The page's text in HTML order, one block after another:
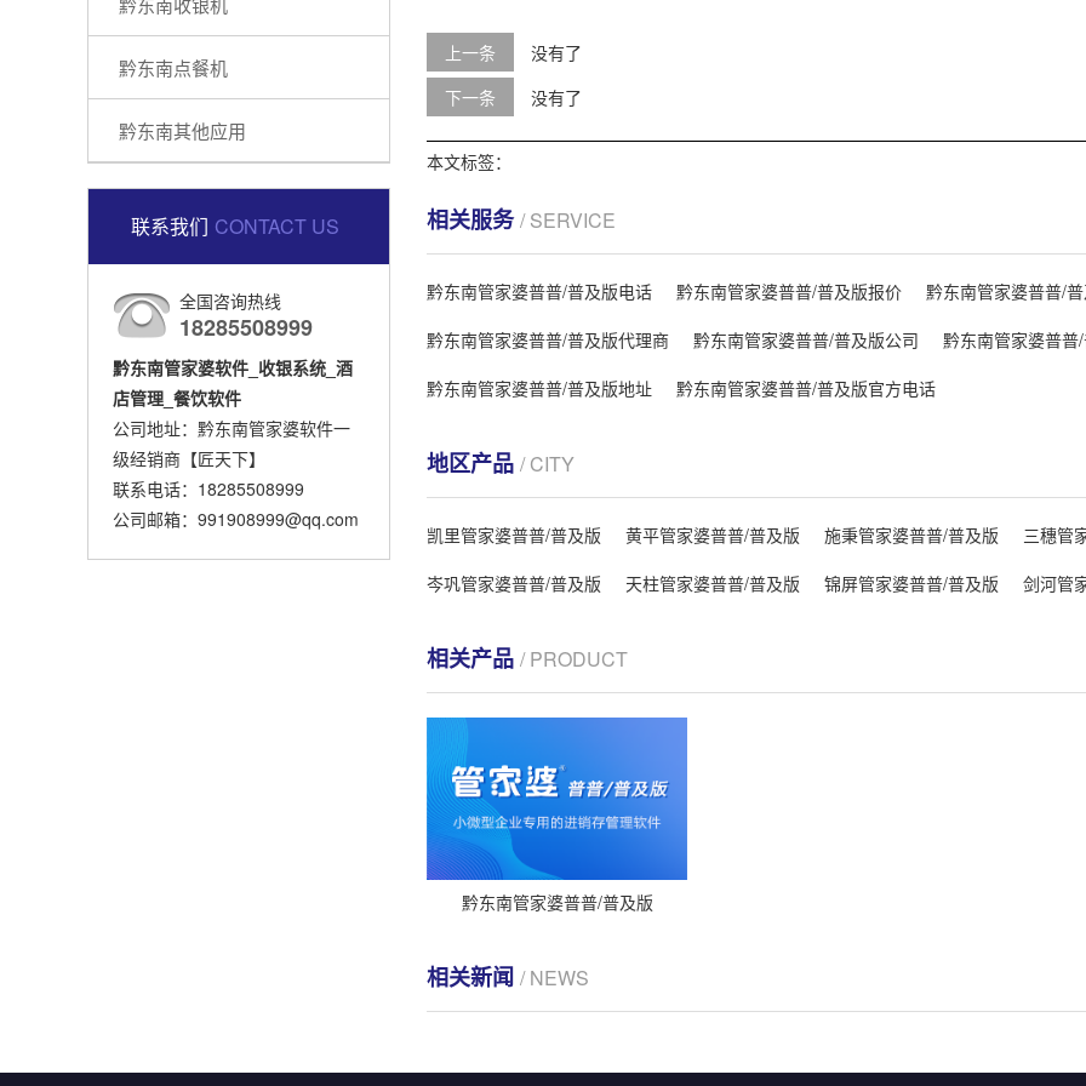
黔东南点餐机
黔东南其他应用
联系我们 CONTACT US
全国咨询热线
18285508999
黔东南管家婆软件_收银系统_酒
店管理_餐饮软件
公司地址：黔东南管家婆软件一
级经销商【匠天下】
联系电话：18285508999
公司邮箱：991908999@qq.com
上一条
没有了
下一条
没有了
本文标签：
相关服务/ SERVICE
黔东南管家婆普普/普及版电话 黔东南管家婆普普/普及版报价 黔东南管家婆普普/
黔东南管家婆普普/普及版代理商
黔东南管家婆普普/普及版公司 黔东南管家婆普普
黔东南管家婆普普/普及版地址
黔东南管家婆普普/普及版官方电话
地区产品 / CITY
凯里管家婆普普/普及版 黄平管家婆普普/普及版 施秉管家婆普普/普及版 三穗管
岑巩管家婆普普/普及版
天柱管家婆普普/普及版 锦屏管家婆普普/普及版 剑河管
相关产品 / PRODUCT
黔东南管家婆普普/普及版
相关新闻 / NEWS